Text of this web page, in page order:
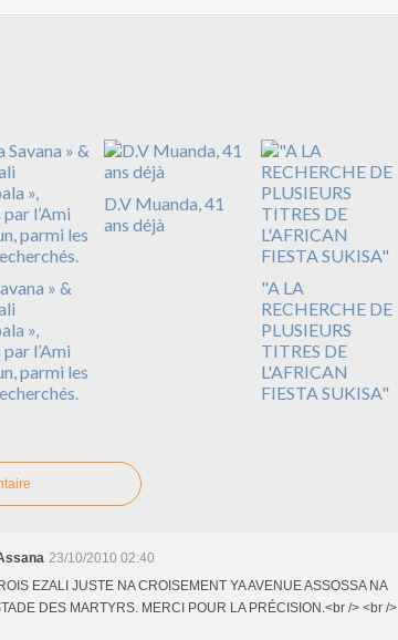
» &
»,
l’Ami
parmi les
D.V Muanda, 41
ans déjà
"A LA
RECHERCHE DE
PLUSIEURS
TITRES DE
L'AFRICAN
FIESTA SUKISA"
23/10/2010 02:40
EZALI JUSTE NA CROISEMENT YA AVENUE ASSOSSA NA
DES MARTYRS. MERCI POUR LA PRÉCISION.<br /> <br />